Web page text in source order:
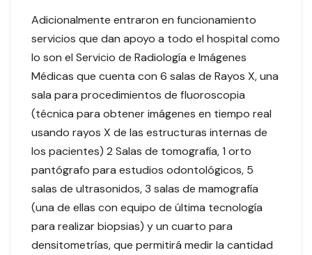
Adicionalmente entraron en funcionamiento
servicios que dan apoyo a todo el hospital como
lo son el Servicio de Radiología e Imágenes
Médicas que cuenta con 6 salas de Rayos X, una
sala para procedimientos de fluoroscopia
(técnica para obtener imágenes en tiempo real
usando rayos X de las estructuras internas de
los pacientes) 2 Salas de tomografía, 1 orto
pantógrafo para estudios odontológicos, 5
salas de ultrasonidos, 3 salas de mamografía
(una de ellas con equipo de última tecnología
para realizar biopsias) y un cuarto para
densitometrías, que permitirá medir la cantidad